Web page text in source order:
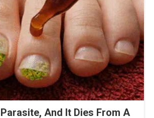
And It Dies From A